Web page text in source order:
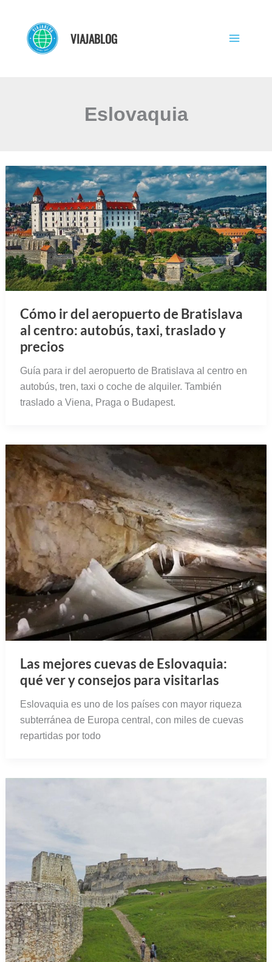
contenido
VIAJABLOG
Eslovaquia
Cómo ir del aeropuerto de Bratislava
al centro: autobús, taxi, traslado y
precios
Guía para ir del aeropuerto de Bratislava al centro en
autobús, tren, taxi o coche de alquiler. También
traslado a Viena, Praga o Budapest.
Las mejores cuevas de Eslovaquia:
qué ver y consejos para visitarlas
Eslovaquia es uno de los países con mayor riqueza
subterránea de Europa central, con miles de cuevas
repartidas por todo